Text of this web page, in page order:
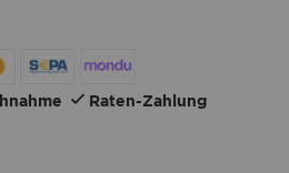
Raten-Zahlung